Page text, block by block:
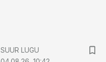
SUUR LUGU